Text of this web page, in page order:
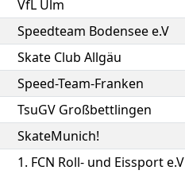
VfL Ulm
Speedteam Bodensee e.V
Skate Club Allgäu
Speed-Team-Franken
TsuGV Großbettlingen
SkateMunich!
1. FCN Roll- und Eissport e.V